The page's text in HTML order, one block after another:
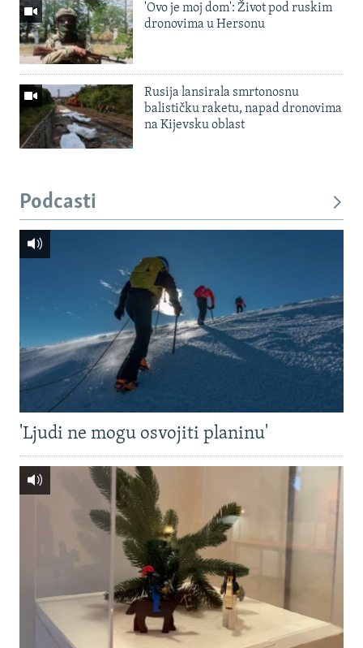
'Ovo je moj dom': Život pod ruskim
dronovima u Hersonu
Rusija lansirala smrtonosnu
balističku raketu, napad dronovima
na Kijevsku oblast
Podcasti
'Ljudi ne mogu osvojiti planinu'